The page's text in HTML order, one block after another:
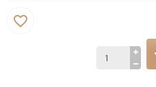
favorite_border